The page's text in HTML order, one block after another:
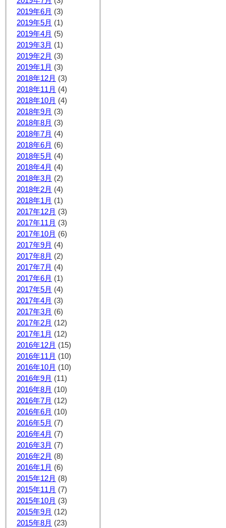
2019年6月 (3)
2019年5月 (1)
2019年4月 (5)
2019年3月 (1)
2019年2月 (3)
2019年1月 (3)
2018年12月 (3)
2018年11月 (4)
2018年10月 (4)
2018年9月 (3)
2018年8月 (3)
2018年7月 (4)
2018年6月 (6)
2018年5月 (4)
2018年4月 (4)
2018年3月 (2)
2018年2月 (4)
2018年1月 (1)
2017年12月 (3)
2017年11月 (3)
2017年10月 (6)
2017年9月 (4)
2017年8月 (2)
2017年7月 (4)
2017年6月 (1)
2017年5月 (4)
2017年4月 (3)
2017年3月 (6)
2017年2月 (12)
2017年1月 (12)
2016年12月 (15)
2016年11月 (10)
2016年10月 (10)
2016年9月 (11)
2016年8月 (10)
2016年7月 (12)
2016年6月 (10)
2016年5月 (7)
2016年4月 (7)
2016年3月 (7)
2016年2月 (8)
2016年1月 (6)
2015年12月 (8)
2015年11月 (7)
2015年10月 (3)
2015年9月 (12)
2015年8月 (23)